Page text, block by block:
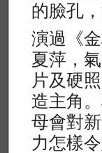
的臉孔
演過《
夏萍，
片及硬
造主角
母會對
力怎樣